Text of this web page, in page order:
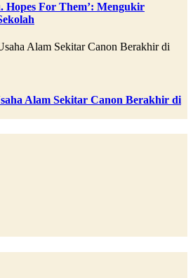
Hopes For Them’: Mengukir
Alam Sekitar Canon Berakhir di